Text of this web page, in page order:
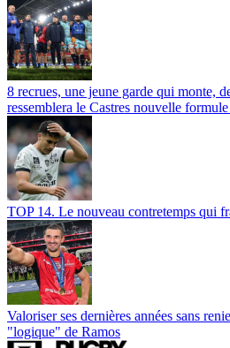
8 recrues, une jeune garde qui monte,
ressemblera le Castres nouvelle
TOP 14. Le nouveau contretemps qui
Valoriser ses dernières années sans
"logique" de Ramos